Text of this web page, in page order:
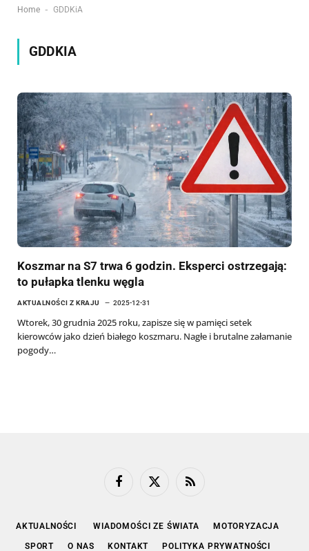
Home - GDDKiA
GDDKIA
Koszmar na S7 trwa 6 godzin. Eksperci ostrzegają:
to pułapka tlenku węgla
AKTUALNOŚCI Z KRAJU 2025-12-31
Wtorek, 30 grudnia 2025 roku, zapisze się w pamięci setek
kierowców jako dzień białego koszmaru. Nagłe i brutalne załamanie
pogody…
FacebookX
RSS
AKTUALNOŚCI WIADOMOŚCI ZE ŚWIATA MOTORYZACJA
SPORT O NAS KONTAKT POLITYKA PRYWATNOŚCI